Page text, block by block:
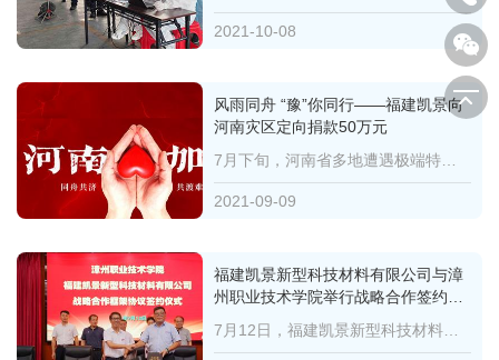
2021-10-08
风雨同舟 “豫”你同行——福建凯景向
河南灾区定向捐款50万元
2021-09-09
福建凯景新型科技材料有限公司与漳
州职业技术学院举行战略合作签约仪
式暨定向捐赠仪式